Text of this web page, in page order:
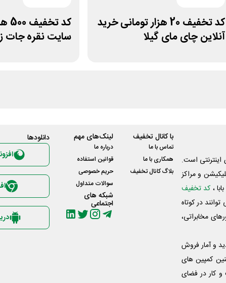
کد تخفیف 20 هزار تومانی خرید
آنلاین چای مای گیلا
سایت نقره جات
است.
و مراکز
، کد تخفیف
در کوتاه
مخابراتی،
و آمار فروش
کمپین های
کار در فضای
با کانال تخفیف
تماس با ما
همکاری با ما
بلاگ کانال تخفیف
لینک‌های مهم
درباره ما
قوانین استفاده
حریم خصوصی
سوالات متداول
شبکه های
اجتماعی
دانلود‌ها